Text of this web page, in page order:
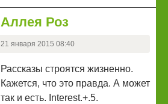
Аллея Роз
21 января 2015 08:40
Рассказы строятся жизненно.
Кажется, что это правда. А может
так и есть. Interest.+.5.